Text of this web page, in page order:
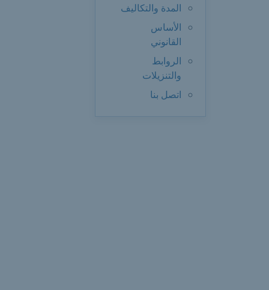
المدة والتكاليف
الأساس
القانوني
الروابط
والتنزيلات
اتصل بنا